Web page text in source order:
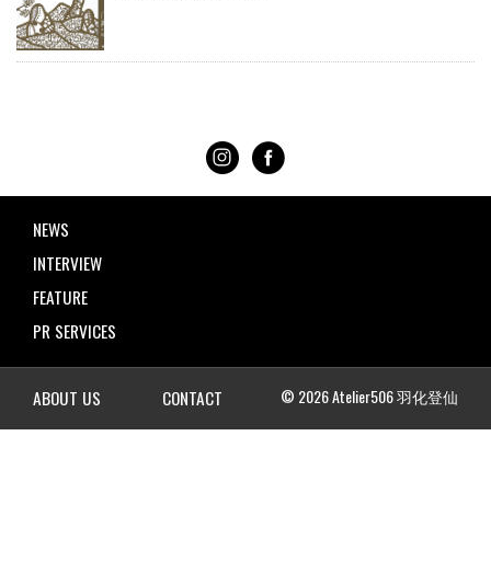
NEWS
INTERVIEW
FEATURE
PR SERVICES
ABOUT US CONTACT © 2026 Atelier506 羽化登仙